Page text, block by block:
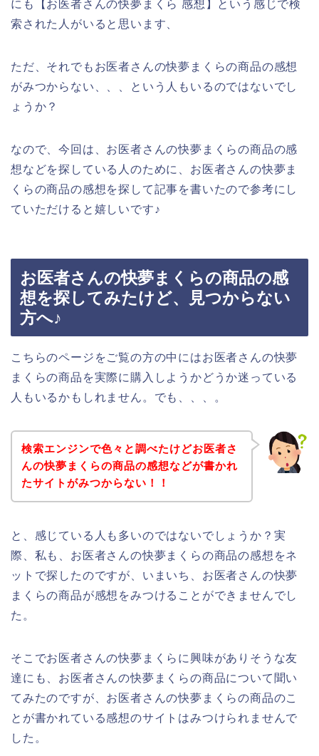
にも【お医者さんの快夢まくら 感想】という感じで検
索された人がいると思います、
ただ、それでもお医者さんの快夢まくらの商品の感想
がみつからない、、、という人もいるのではないでし
ょうか？
なので、今回は、お医者さんの快夢まくらの商品の感
想などを探している人のために、お医者さんの快夢ま
くらの商品の感想を探して記事を書いたので参考にし
ていただけると嬉しいです♪
お医者さんの快夢まくらの商品の感
想を探してみたけど、見つからない
方へ♪
こちらのページをご覧の方の中にはお医者さんの快夢
まくらの商品を実際に購入しようかどうか迷っている
人もいるかもしれません。でも、、、。
検索エンジンで色々と調べたけどお医者さ
んの快夢まくらの商品の感想などが書かれ
たサイトがみつからない！！
と、感じている人も多いのではないでしょうか？実
際、私も、お医者さんの快夢まくらの商品の感想をネ
ットで探したのですが、いまいち、お医者さんの快夢
まくらの商品が感想をみつけることができませんでし
た。
そこでお医者さんの快夢まくらに興味がありそうな友
達にも、お医者さんの快夢まくらの商品について聞い
てみたのですが、お医者さんの快夢まくらの商品のこ
とが書かれている感想のサイトはみつけられませんで
した。